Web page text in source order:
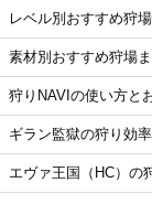
レベル別おすすめ狩
素材別おすすめ狩場
狩りNAVIの使い方と
ギラン監獄の狩り効
エヴァ王国（HC）の